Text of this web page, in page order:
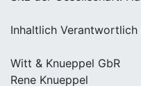
Inhaltlich Verantwortlich
Witt & Knueppel GbR
Rene Knueppel